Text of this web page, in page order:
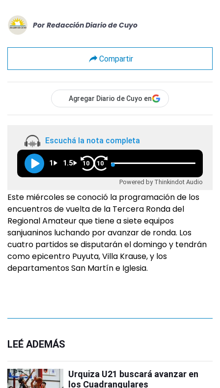
Por Redacción Diario de Cuyo
Compartir
Agregar Diario de Cuyo en
Escuchá la nota completa
1 1.5 10 10
Powered by Thinkindot Audio
Este miércoles se conoció la programación de los
encuentros de vuelta de la Tercera Ronda del
Regional Amateur que tiene a siete equipos
sanjuaninos luchando por avanzar de ronda. Los
cuatro partidos se disputarán el domingo y tendrán
como epicentro Puyuta, Villa Krause, y los
departamentos San Martín e Iglesia.
LEÉ ADEMÁS
Urquiza U21 buscará avanzar en
los Cuadrangulares